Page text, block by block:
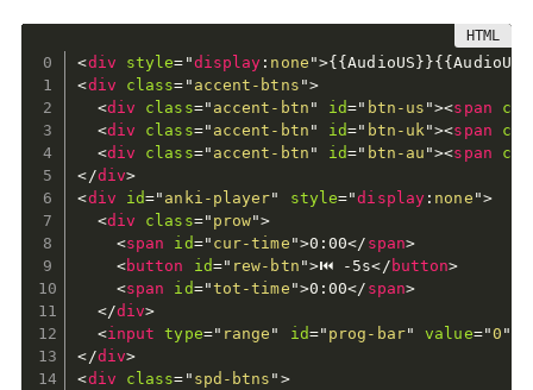
<div style="display : none ">
<div class= " accent-btns ">
<div class=" accent-btn " id=" btn-us "><span
<div class=" accent-btn " id=" btn-uk "><span
<div class=" accent-btn " id=" btn-au "><span
</div>
<div id=" anki-player" style="display : none ">
<div class=" prow">
<span id=" cur-time ">0:00</ span>
<button id=" rew-btn ">⏮ -5s</ button>
<span id="tot-time ">0:00</ span>
</div>
<input type=" range " id=" prog-bar" value="0 "
</div>
<div class= " spd-btns " >